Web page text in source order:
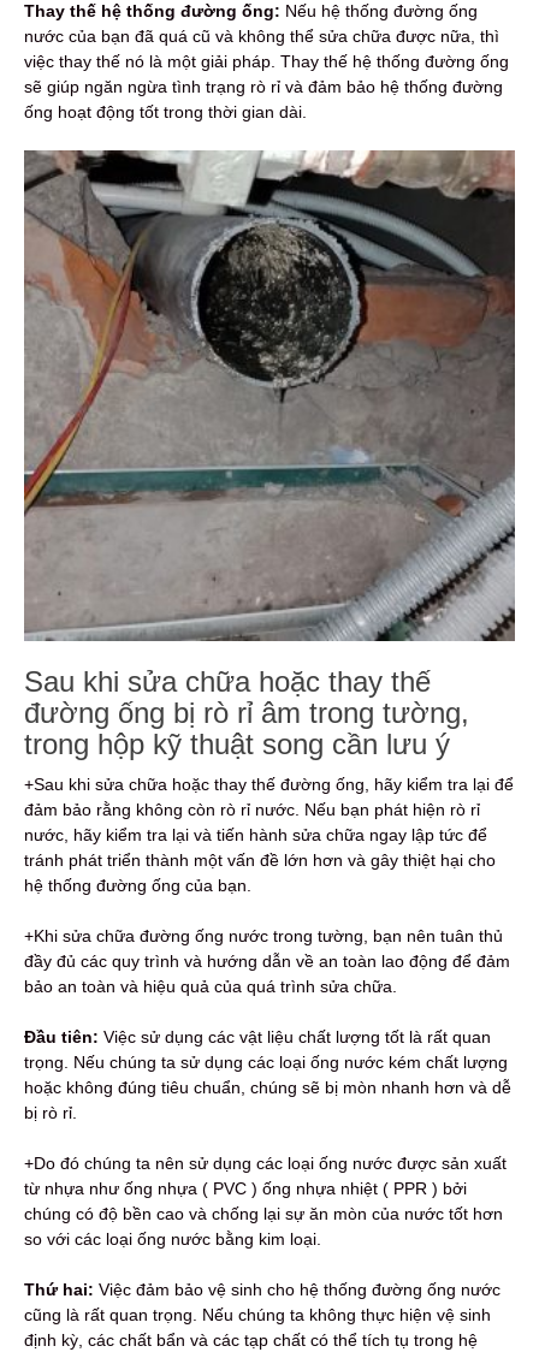
Thay thế hệ thống đường ống: Nếu hệ thống đường ống
nước của bạn đã quá cũ và không thể sửa chữa được nữa, thì
việc thay thế nó là một giải pháp. Thay thế hệ thống đường ống
sẽ giúp ngăn ngừa tình trạng rò rỉ và đảm bảo hệ thống đường
ống hoạt động tốt trong thời gian dài.
Sau khi sửa chữa hoặc thay thế
đường ống bị rò rỉ âm trong tường,
trong hộp kỹ thuật song cần lưu ý
+Sau khi sửa chữa hoặc thay thế đường ống, hãy kiểm tra lại để
đảm bảo rằng không còn rò rỉ nước. Nếu bạn phát hiện rò rỉ
nước, hãy kiểm tra lại và tiến hành sửa chữa ngay lập tức để
tránh phát triển thành một vấn đề lớn hơn và gây thiệt hại cho
hệ thống đường ống của bạn.
+Khi sửa chữa đường ống nước trong tường, bạn nên tuân thủ
đầy đủ các quy trình và hướng dẫn về an toàn lao động để đảm
bảo an toàn và hiệu quả của quá trình sửa chữa.
Đầu tiên: Việc sử dụng các vật liệu chất lượng tốt là rất quan
trọng. Nếu chúng ta sử dụng các loại ống nước kém chất lượng
hoặc không đúng tiêu chuẩn, chúng sẽ bị mòn nhanh hơn và dễ
bị rò rỉ.
+Do đó chúng ta nên sử dụng các loại ống nước được sản xuất
từ nhựa như ống nhựa ( PVC ) ống nhựa nhiệt ( PPR ) bởi
chúng có độ bền cao và chống lại sự ăn mòn của nước tốt hơn
so với các loại ống nước bằng kim loại.
Thứ hai: Việc đảm bảo vệ sinh cho hệ thống đường ống nước
cũng là rất quan trọng. Nếu chúng ta không thực hiện vệ sinh
định kỳ, các chất bẩn và các tạp chất có thể tích tụ trong hệ